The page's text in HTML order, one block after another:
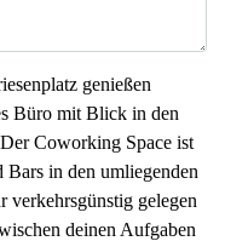
genießen
Büro mit Blick in den
Coworking Space ist
Bars in den umliegenden
verkehrsgünstig gelegen
deinen Aufgaben